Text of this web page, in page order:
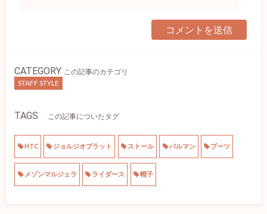
CATEGORY この記事のカテゴリ
STAFF STYLE
TAGS この記事についたタグ
HTC ジョルジオブラット ストール バルマン ブーツ
メゾンマルジェラ ライダース 帽子